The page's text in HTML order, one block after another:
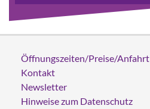
Öffnungszeiten/Preise/Anfahrt
Kontakt
Newsletter
Hinweise zum Datenschutz